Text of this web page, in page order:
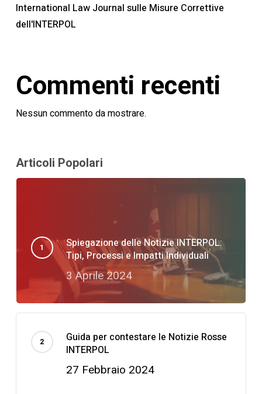
International Law Journal sulle Misure Correttive
dell'INTERPOL
Commenti recenti
Nessun commento da mostrare.
Articoli Popolari
Spiegazione delle Notizie INTERPOL:
Tipi, Processi e Impatti Individuali
3 Aprile 2024
Guida per contestare le Notizie Rosse
INTERPOL
27 Febbraio 2024